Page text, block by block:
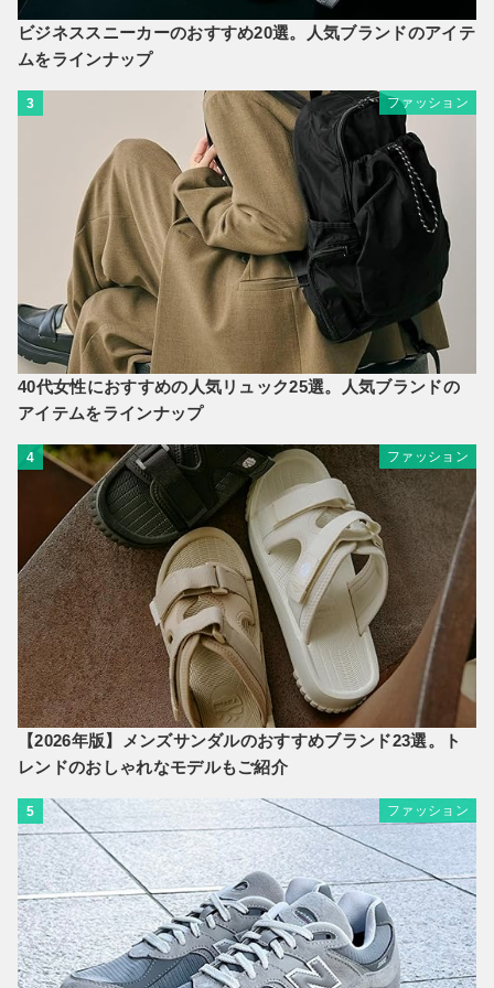
ビジネススニーカーのおすすめ20選。人気ブランドのアイテ
ムをラインナップ
3 ファッション
40代女性におすすめの人気リュック25選。人気ブランドの
アイテムをラインナップ
4 ファッション
【2026年版】メンズサンダルのおすすめブランド23選。ト
レンドのおしゃれなモデルもご紹介
5 ファッション